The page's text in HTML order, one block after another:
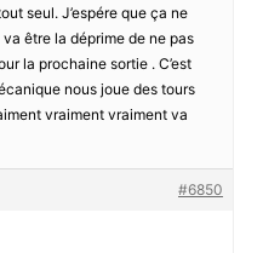
seul. J’espére que ça ne
être la déprime de ne pas
la prochaine sortie . C’est
nous joue des tours
vraiment vraiment va
#6850